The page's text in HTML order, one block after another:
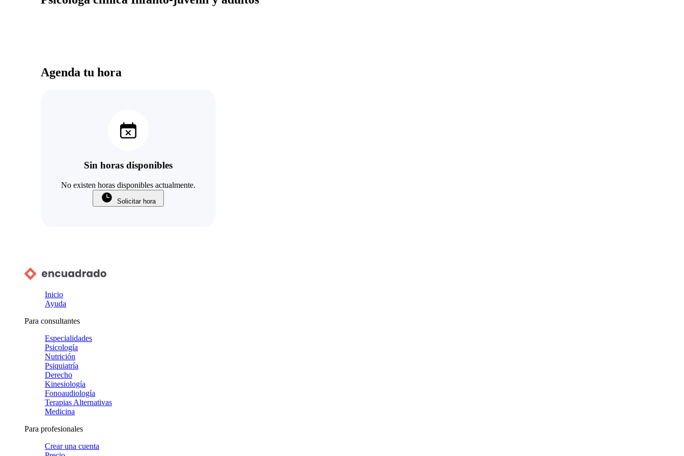
Agenda tu hora
Sin horas disponibles
No existen horas disponibles actualmente.
Solicitar hora
Inicio
Ayuda
Para consultantes
Especialidades
Psicología
Nutrición
Psiquiatría
Derecho
Kinesiología
Fonoaudiología
Terapias Alternativas
Medicina
Para profesionales
Crear una cuenta